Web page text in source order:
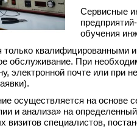
Сервисные
обучения
только квалифицированными
обслуживание. При
электронной почте или при
осуществляется на основе
и анализа» на
визитов специалистов,